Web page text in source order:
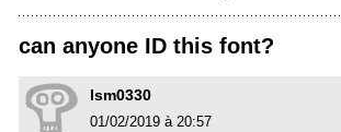
can anyone ID this font?
lsm0330
01/02/2019 à 20:57